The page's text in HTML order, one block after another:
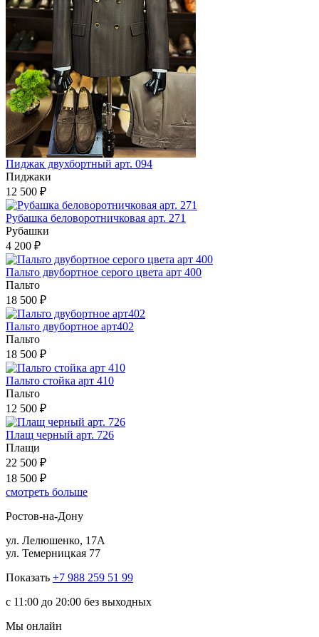
Пиджак двухбортный арт. 094
Пиджаки
12 500 ₽
Рубашка беловоротничковая арт. 271
Рубашки
4 200 ₽
Пальто двубортное серого цвета арт 400
Пальто
18 500 ₽
Пальто двубортное арт402
Пальто
18 500 ₽
Пальто стойка арт 410
Пальто
12 500 ₽
Плащ черный арт. 726
Плащи
22 500 ₽
18 500 ₽
смотреть больше
Ростов-на-Дону
ул. Лелюшенко, 17А
ул. Темерницкая 77
Показать +7 988 259 51 99
c 11:00 до 20:00 без выходных
Мы онлайн